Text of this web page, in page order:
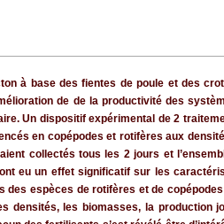
à base des fientes de poule et des
de de la productivité des
Un dispositif expérimental de 2
en copépodes et rotifères aux
collectés tous les 2 jours et
eu un effet significatif sur les
des espèces de rotifères et de
densités, les biomasses, la production